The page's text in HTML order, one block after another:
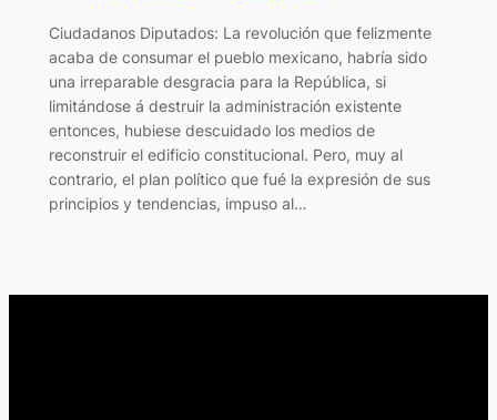
Ciudadanos Diputados: La revolución que felizmente
acaba de consumar el pueblo mexicano, habría sido
una irreparable desgracia para la República, si
limitándose á destruir la administración existente
entonces, hubiese descuidado los medios de
reconstruir el edificio constitucional. Pero, muy al
contrario, el plan político que fué la expresión de sus
principios y tendencias, impuso al…